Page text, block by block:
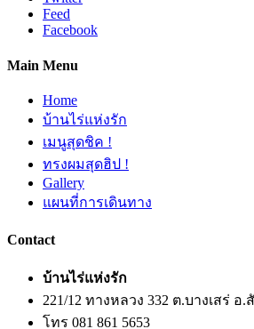
Feed
Facebook
Main Menu
Home
บ้านไร่แห่งรัก
เมนูสุดชิค !
ทรงผมสุดฮิป !
Gallery
แผนที่การเดินทาง
Contact
บ้านไร่แห่งรัก
221/12 ทางหลวง 332 ต.บางเสร่ อ
โทร 081 861 5653